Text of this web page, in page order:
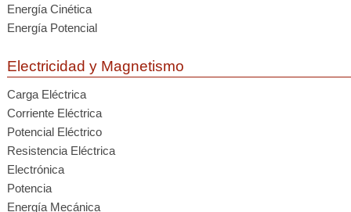
Energía Cinética
Energía Potencial
Electricidad y Magnetismo
Carga Eléctrica
Corriente Eléctrica
Potencial Eléctrico
Resistencia Eléctrica
Electrónica
Potencia
Energía Mecánica